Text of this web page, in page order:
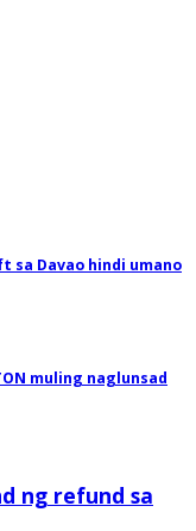
sa Davao hindi umano
muling naglunsad
ng refund sa